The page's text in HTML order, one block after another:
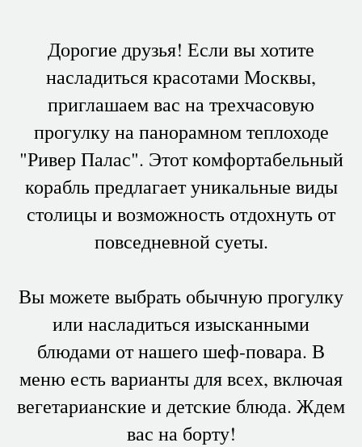
Дорогие друзья! Если вы хотите
насладиться красотами Москвы,
приглашаем вас на трехчасовую
прогулку на панорамном теплоходе
"Ривер Палас". Этот комфортабельный
корабль предлагает уникальные виды
столицы и возможность отдохнуть от
повседневной суеты.
Вы можете выбрать обычную прогулку
или насладиться изысканными
блюдами от нашего шеф-повара. В
меню есть варианты для всех, включая
вегетарианские и детские блюда. Ждем
вас на борту!